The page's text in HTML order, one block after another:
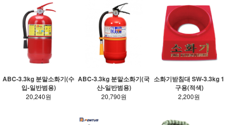
ABC-3.3kg 분말소화기(수
입-일반범용)
20,240원
ABC-3.3kg 분말소화기(국
산-일반범용)
20,790원
소화기받침대 SW-3.3kg 1
구용(적색)
2,200원